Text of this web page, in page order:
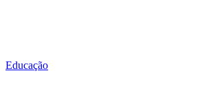
Educação